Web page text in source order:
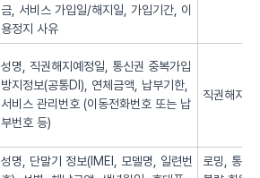
금, 서비스 가입일/해지일, 가입기간, 이
용정지 사유
성명, 직권해지예정일, 통신권 중복가입
방지정보(공통DI), 연체금액, 납부기한,
서비스 관리번호 (이동전화번호 또는 납
부번호 등)
직권해지
성명, 단말기 정보(IMEI, 모델명, 일련번
로밍, 통화